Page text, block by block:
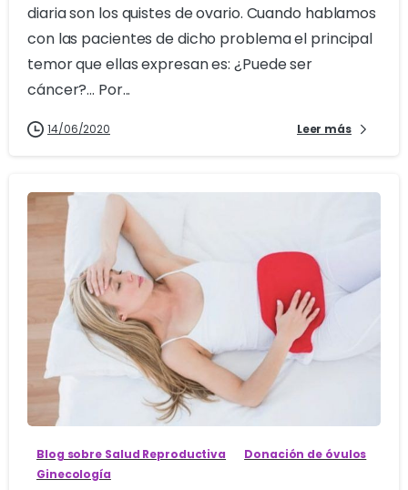
diaria son los quistes de ovario. Cuando hablamos
con las pacientes de dicho problema el principal
temor que ellas expresan es: ¿Puede ser
cáncer?... Por...
14/06/2020 Leer más
Blog sobre Salud Reproductiva
Donación de óvulos
Ginecología